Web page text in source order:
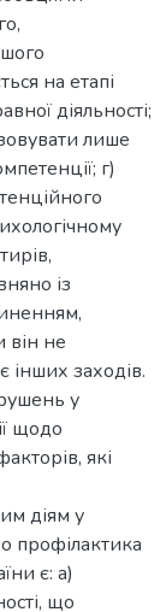
на етапі
діяльності;
лише
г)
із
він не
інших заходів.
у
щодо
які
діям у
профілактика
є: а)
що